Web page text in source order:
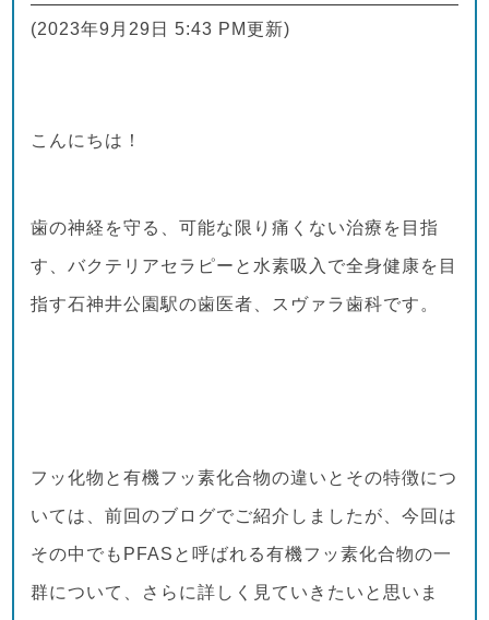
(2023年9月29日 5:43 PM更新)
こんにちは！
歯の神経を守る、可能な限り痛くない治療を目指
す、バクテリアセラピーと水素吸入で全身健康を目
指す石神井公園駅の歯医者、スヴァラ歯科です。
フッ化物と有機フッ素化合物の違いとその特徴につ
いては、前回のブログでご紹介しましたが、今回は
その中でもPFASと呼ばれる有機フッ素化合物の一
群について、さらに詳しく見ていきたいと思いま